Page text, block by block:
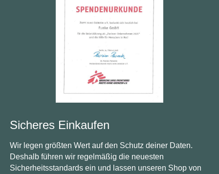
Sicheres Einkaufen
Wir legen größten Wert auf den Schutz deiner Daten.
Deshalb führen wir regelmäßig die neuesten
Sicherheitsstandards ein und lassen unseren Shop von